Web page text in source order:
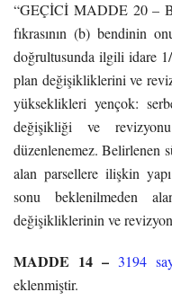
“GEÇİCİ MADDE 20 –
fıkrasının (b) bendinin
doğrultusunda ilgili idare
plan değişikliklerini ve
yükseklikleri yençok:
değişikliği ve
düzenlenemez. Belirlenen
alan parsellere ilişkin
sonu beklenilmeden
değişikliklerinin ve
MADDE 14 – 3194
eklenmiştir.